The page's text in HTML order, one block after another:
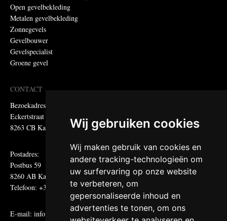
Wij gebruiken cookies
Wij maken gebruik van cookies en
andere tracking-technologieën om
uw surfervaring op onze website
te verbeteren, om
gepersonaliseerde inhoud en
advertenties te tonen, om ons
Open gevelbekleding
Metalen gevelbekleding
Zonnegevels
Gevelbouwer
Gevelspecialist
Groene gevel
CONTACT
Bezoekadres:
Eckertstraat 75
8263 CB Kampen
Postadres:
Postbus 59
8260 AB Kampen
Telefoon: +31 (0)38 331 81 81
E-mail: informatie@metadecor.nl